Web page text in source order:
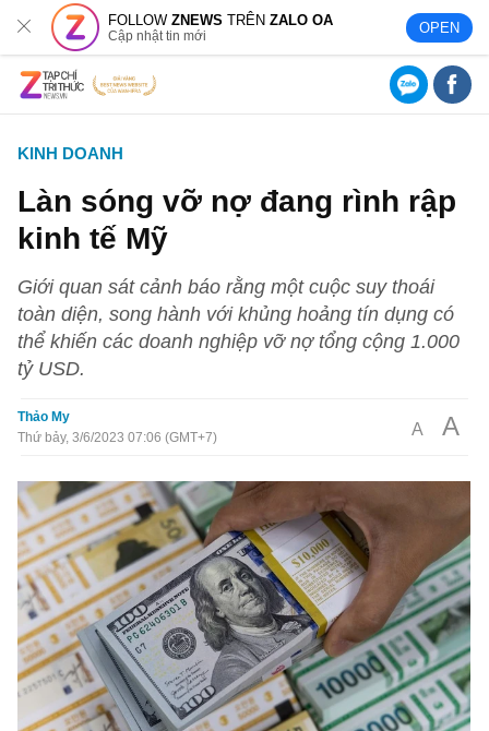
FOLLOWZNEWS TRÊNZALO OA
Cập nhật tin mới OPEN
KINH DOANH
Làn sóng vỡ nợ đang rình rập
kinh tế Mỹ
Giới quan sát cảnh báo rằng một cuộc suy thoái
toàn diện, song hành với khủng hoảng tín dụng có
thể khiến các doanh nghiệp vỡ nợ tổng cộng 1.000
tỷ USD.
Thảo My
Thứ bảy, 3/6/2023 07:06 (GMT+7)
A A